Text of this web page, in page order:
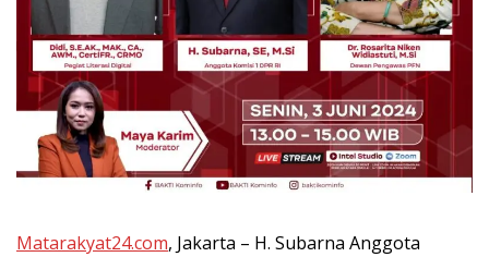
Matarakyat24.com, Jakarta – H. Subarna Anggota